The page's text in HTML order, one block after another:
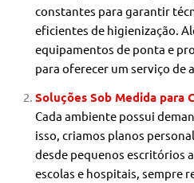
constantes para garantir
eficientes de higienização.
equipamentos de ponta e
para oferecer um serviço de
Soluções Sob Medida para
Cada ambiente possui
isso, criamos planos
desde pequenos escritórios
escolas e hospitais, sempre